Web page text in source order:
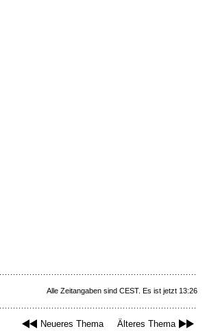
Alle Zeitangaben sind CEST. Es ist jetzt 13:26
Neueres Thema Älteres Thema